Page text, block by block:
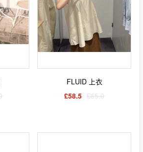
FLUID 上衣
£58.5 £65.0